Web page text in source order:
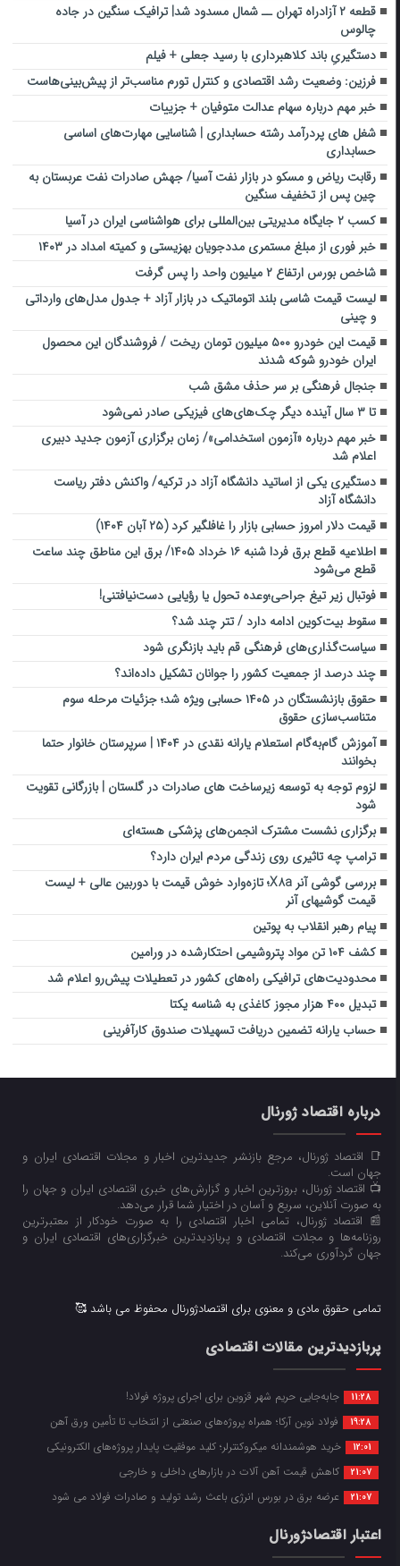
قطعه ۲ آزادراه تهران ــ شمال مسدود شد| ترافیک سنگین در جاده
چالوس
دستگیریِ باند کلاهبرداری با رسید جعلی + فیلم
فرزین: وضعیت رشد اقتصادی و کنترل تورم مناسب‌تر از پیش‌بینی‌هاست
خبر مهم درباره سهام عدالت متوفیان + جزییات
شغل های پردرآمد رشته حسابداری | شناسایی مهارت‌های اساسی
حسابداری
رقابت ریاض و مسکو در بازار نفت آسیا/ جهش صادرات نفت عربستان به
چین پس از تخفیف‌ سنگین
کسب ۲ جایگاه مدیریتی بین‌المللی برای هواشناسی ایران در آسیا
خبر فوری از مبلغ مستمری مددجویان بهزیستی و کمیته امداد در ۱۴۰۳
شاخص بورس ارتفاع ۲ میلیون واحد را پس گرفت
لیست قیمت شاسی بلند اتوماتیک در بازار آزاد + جدول مدل‌های وارداتی
و چینی
قیمت این خودرو ۵۰۰ میلیون تومان ریخت / فروشندگان این محصول
ایران خودرو شوکه شدند
جنجال فرهنگی بر سر حذف مشق شب
تا ۳ سال آینده دیگر چک‌های‌های فیزیکی صادر نمی‌شود
خبر مهم درباره «آزمون استخدامی»/ زمان برگزاری آزمون جدید دبیری
اعلام شد
دستگیری یکی از اساتید دانشگاه آزاد در ترکیه/ واکنش دفتر ریاست
دانشگاه آزاد
قیمت دلار امروز حسابی بازار را غافلگیر کرد (۲۵ آبان ۱۴۰۴)
اطلاعیه قطع برق فردا شنبه ۱۶ خرداد ۱۴۰۵/ برق این مناطق چند ساعت
قطع می‌شود
فوتبال زیر تیغ جراحی؛وعده تحول یا رؤیایی دست‌نیافتنی!
سقوط بیت‌کوین ادامه دارد / تتر چند شد؟
سیاست‌گذاری‌های فرهنگی قم باید بازنگری شود
چند درصد از جمعیت کشور را جوانان تشکیل داده‌اند؟
حقوق بازنشستگان در ۱۴۰۵ حسابی ویژه شد؛ جزئیات مرحله سوم
متناسب‌سازی حقوق
آموزش گام‌به‌گام استعلام یارانه نقدی در ۱۴۰۴ | سرپرستان خانوار حتما
بخوانند
لزوم توجه به توسعه زیرساخت های صادرات در گلستان | بازرگانی تقویت
شود
برگزاری نشست‌ مشترک انجمن‌های پزشکی هسته‌ای
ترامپ چه تاثیری روی زندگی مردم ایران دارد؟
بررسی گوشی آنر X۸a؛ تازه‌وارد خوش قیمت با دوربین عالی + لیست
قیمت گوشی‎های آنر
پیام رهبر انقلاب به پوتین
کشف ۱۰۴ تن مواد پتروشیمی احتکارشده در ورامین
محدودیت‌های ترافیکی راه‌های کشور در تعطیلات پیش‌رو اعلام شد
تبدیل ۴۰۰ هزار مجوز کاغذی به شناسه یکتا
حساب یارانه تضمین دریافت تسهیلات صندوق کارآفرینی
درباره اقتصاد ژورنال
📑 اقتصاد ژورنال، مرجع بازنشر جدیدترین اخبار و مجلات اقتصادی ایران و
جهان است.
📺 اقتصاد ژورنال، بروزترین اخبار و گزارش‌های خبری اقتصادی ایران و جهان را
به صورت آنلاین، سریع و آسان در اختیار شما قرار می‌‌دهد.
📰 اقتصاد ژورنال، تمامی اخبار اقتصادی را به صورت خودکار از معتبرترین
روزنامه‌ها و مجلات اقتصادی و پربازدیدترین خبرگزاری‌های اقتصادی ایران و
جهان گردآوری می‌کند.
تمامی حقوق مادی و معنوی برای اقتصادژورنال محفوظ می باشد 🥰
پربازدیدترین مقالات اقتصادی
11:28 جابه‌جایی حریم شهر قزوین برای اجرای پروژه فولاد!
19:28 فولاد نوین آرکا؛ همراه پروژه‌های صنعتی از انتخاب تا تأمین ورق آهن
12:01 خرید هوشمندانه میکروکنترلر؛ کلید موفقیت پایدار پروژه‌های الکترونیکی
21:07 کاهش قیمت آهن آلات در بازارهای داخلی و خارجی
21:07 عرضه برق در بورس انرژی باعث رشد تولید و صادرات فولاد می شود
اعتبار اقتصادژورنال